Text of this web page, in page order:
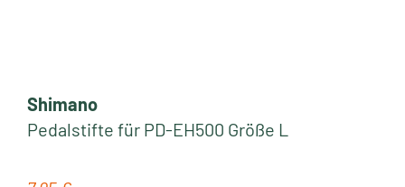
Shimano
Pedalstifte für PD-EH500 Größe L